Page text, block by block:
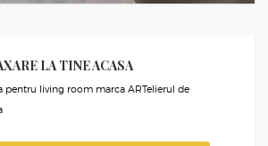
LA TINE ACASA
pentru living room marca ARTelierul de